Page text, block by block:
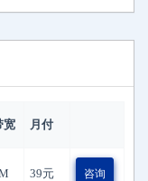
宽 月付
39元 咨询